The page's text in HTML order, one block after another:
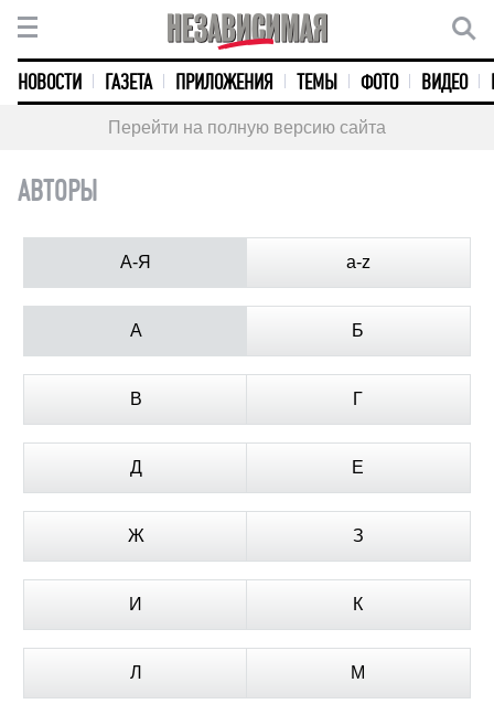
НОВОСТИ ГАЗЕТА ПРИЛОЖЕНИЯ ТЕМЫ ФОТО ВИДЕО
Перейти на полную версию сайта
АВТОРЫ
А-Я a-z
А Б
В Г
Д Е
Ж З
И К
Л М